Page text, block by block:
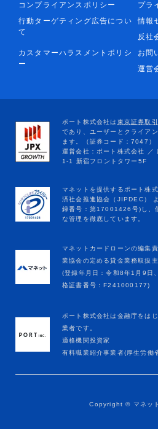
コンプライアンスポリシー
プラ
行動ターゲティング広告につい
て
情報
反社
カスタマーハラスメントポリシ
ー
お問
運営
マネットカードローンの編集
業協会の定める貸金業務取扱
(登録年月日：令和8年1月9
格証書番号：F241000177)
ポート株式会社は金融庁をは
業者です。
適格機関投資家
有料職業紹介事業者(厚生労